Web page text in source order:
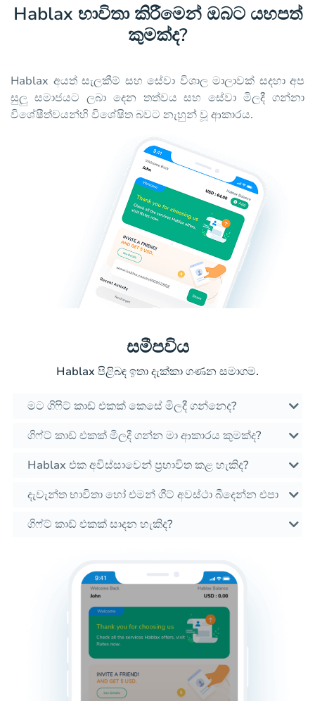
Hablax භාවිතා කිරීමෙන් ඔබට යහපත්
කුමක්ද?
Hablax අයත් සැලකීම් සහ සේවා විශාල මාලාවක් සදහා අප
සුලු සමාජයට ලබා දෙන තත්වය සහ සේවා මිලදී ගන්නා
විශේෂීත්වයන්හි විශේෂිත බවට නැහුන් වූ ආකාරය.
සමීපවිය
Hablax පිළිබඳ ඉතා දැක්කා ගණන සමාගම.
මට ගිෆිට් කාඩ් එකක් කෙසේ මිලදී ගන්නෙද?
ගිෆ්ට් කාඩ් එකක් මිලදී ගන්න මා ආකාරය කුමක්ද?
Hablax එක අවිස්සාවෙන් ප්‍රභාවිත කළ හැකිද?
දැවැන්ත භාවිතා හෝ එමන් ගීට් අවස්ථා බීදෙන්න එපා
ගිෆ්ට් කාඩ් එකක් සාදන හැකිද?